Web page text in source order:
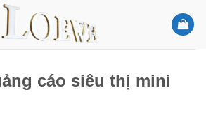
cáo siêu thị mini